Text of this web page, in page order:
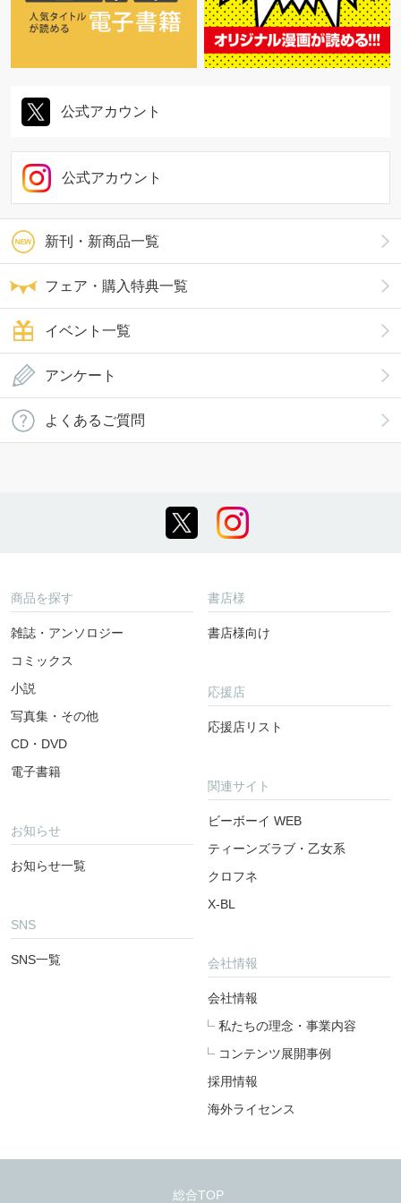
新刊・新商品一覧
フェア・購入特典一覧
イベント一覧
公式アカウント
公式アカウント
アンケート
よくあるご質問
商品を探す
雑誌・アンソロジー
コミックス
小説
写真集・その他
CD・DVD
電子書籍
お知らせ
お知らせ一覧
SNS
SNS一覧
書店様
書店様向け
応援店
応援店リスト
関連サイト
ビーボーイ WEB
ティーンズラブ・乙女系
クロフネ
X-BL
会社情報
会社情報
私たちの理念・事業内容
コンテンツ展開事例
採用情報
海外ライセンス
総合TOP